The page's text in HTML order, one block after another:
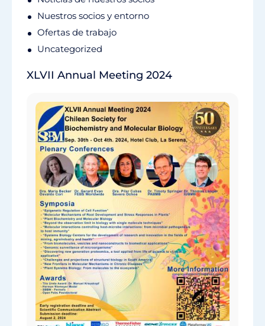
Nuestros socios y entorno
Ofertas de trabajo
Uncategorized
XLVII Annual Meeting 2024